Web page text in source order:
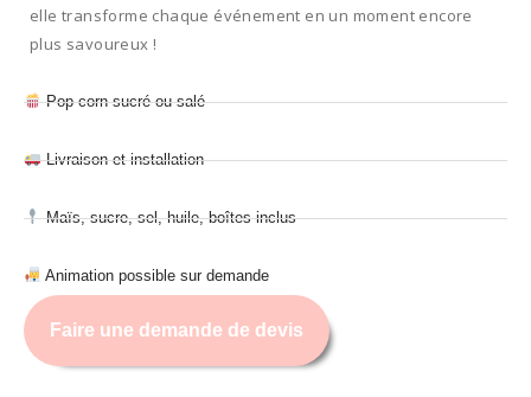
elle transforme chaque événement en un moment encore
plus savoureux !
Pop-corn sucré ou salé
Livraison et installation
Maïs, sucre, sel, huile, boîtes inclus
Animation possible sur demande
Faire une demande de devis